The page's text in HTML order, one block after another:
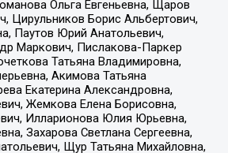
Ольга Евгеньевна, Щаров
Цирульников Борис Альбертович,
Паутов Юрий Анатольевич,
Маркович, Пислакова-Паркер
Татьяна Владимировна,
Акимова Татьяна
Екатерина Александровна,
Жемкова Елена Борисовна,
Илларионова Юлия Юрьевна,
Захарова Светлана Сергеевна,
Щур Татьяна Михайловна,